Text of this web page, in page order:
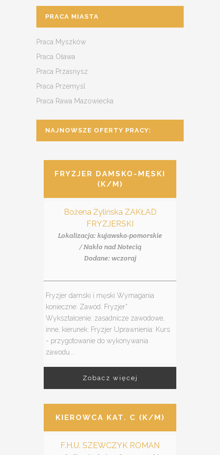
PRACA MIASTA
Praca Myszków
Praca Oława
Praca Przasnysz
Praca Przemyśl
Praca Rawa Mazowiecka
NAJNOWSZE OFERTY PRACY:
FRYZJER DAMSKO-MĘSKI
(K/M)
Bożena Żylińska ZAKŁAD
FRYZJERSKI
Lokalizacja: kujawsko-pomorskie
/ Nakło nad Notecią
Dodane: wczoraj
Fryzjer damski i męski Wymagania
konieczne: Zawód: Fryzjer*
Wykształcenie: zasadnicze zawodowe,
inne, kierunek: Fryzjer Uprawnienia: Kurs
- przygotowanie do wykonywania
zawodu...
Zobacz więcej
KIEROWCA KAT. C (K/M)
F.H.U. SZEWCZYK ROMAN